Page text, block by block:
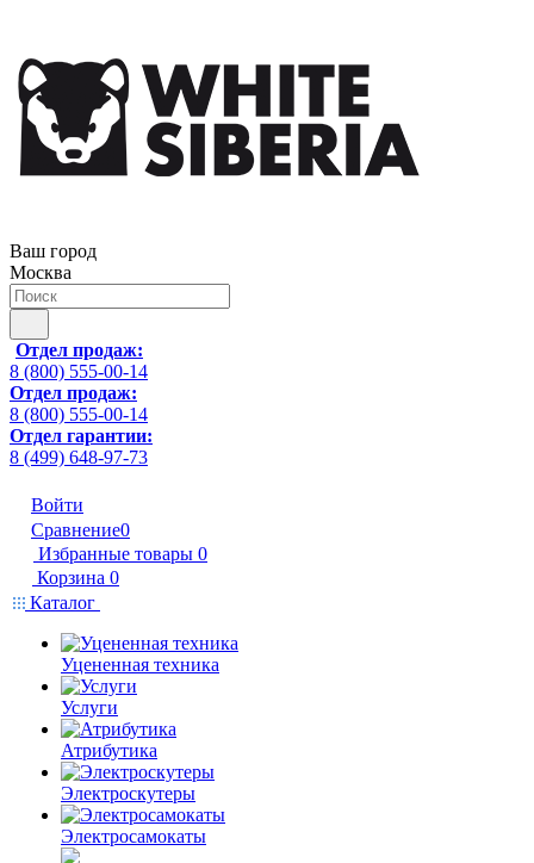
Ваш город
Москва
Отдел продаж:
8 (800) 555-00-14
Отдел продаж:
8 (800) 555-00-14
Отдел гарантии:
8 (499) 648-97-73
Войти
Сравнение0
Избранные товары 0
Корзина 0
Каталог
Уцененная техника
Услуги
Атрибутика
Электроскутеры
Электросамокаты